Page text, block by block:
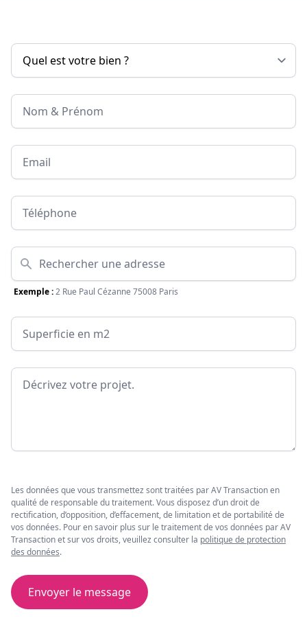
Nom & Prénom
Email
Téléphone
Adresse
Exemple :2 Rue Paul Cézanne 75008 Paris
Surface
Message
Les données que vous transmettez sont traitées par AV Transaction en
qualité de responsable du traitement. Vous disposez d’un droit de
rectification, d’opposition, d’effacement, de limitation et de portabilité de
vos données. Pour en savoir plus sur le traitement de vos données par AV
Transaction et sur vos droits, veuillez consulter la politique de protection
des données.
Envoyer le message